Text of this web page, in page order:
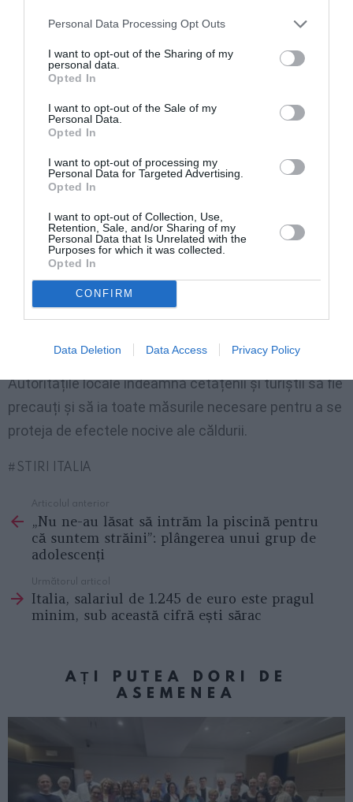
Personal Data Processing Opt Outs
I want to opt-out of the Sharing of my
personal data.
Opted In
I want to opt-out of the Sale of my
Personal Data.
Opted In
I want to opt-out of processing my
Personal Data for Targeted Advertising.
Opted In
I want to opt-out of Collection, Use,
Retention, Sale, and/or Sharing of my
Personal Data that Is Unrelated with the
Purposes for which it was collected.
Opted In
CONFIRM
Data Deletion Data Access Privacy Policy
stabilimentului Lido La Perla, carabinierii de la stația
Torre del Greco au efectuat toate investigațiile
necesare pentru a înțelege circumstanțele tragediei.
Informațiile disponibile sunt încă puține și
fragmentare, iar identitatea băiatului nu a fost
făcută publică.
șezlong în timp ce făcea plajă
Valurile de căldură din Italia continuă să pună în
pericol viețile oamenilor, în special pe cele ale celor
mai vulnerabili. Aceste incidente tragice subliniază
sporite în perioadele de temperaturi extreme.
Autoritățile locale îndeamnă cetățenii și turiștii să fie
precauți și să ia toate măsurile necesare pentru a se
proteja de efectele nocive ale căldurii.
STIRI ITALIA
more
Articolul anterior
„Nu ne-au lăsat să intrăm la piscină pentru
că suntem străini”: plângerea unui grup de
adolescenți
Următorul articol
Italia, salariul de 1.245 de euro este pragul
minim, sub această cifră ești sărac
AȚI PUTEA DORI DE
ASEMENEA